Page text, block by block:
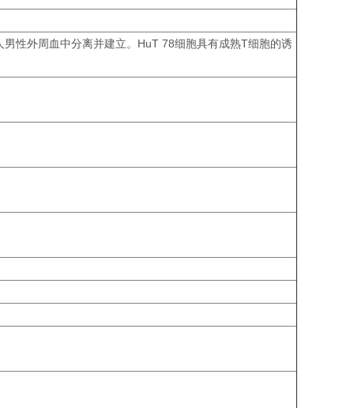
性外周血中分离并建立。HuT 78细胞具有成熟T细胞的诱